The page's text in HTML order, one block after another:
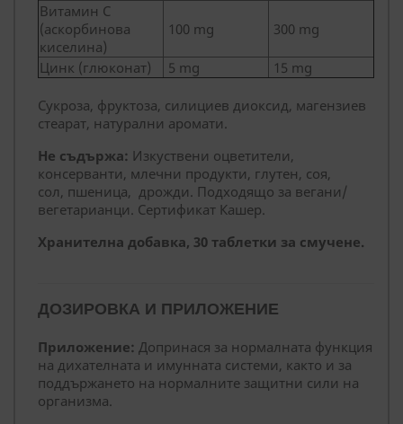
Витамин С
(аскорбинова
киселина)
100 mg 300 mg
Цинк (глюконат) 5 mg 15 mg
Сукроза, фруктоза, силициев диоксид, магензиев
стеарат, натурални аромати.
Не съдържа: Изкуствени оцветители,
консерванти, млечни продукти, глутен, соя,
сол, пшеница, дрожди. Подходящо за вегани/
вегетарианци. Сертификат Кашер.
Хранителна добавка, 30 таблетки за смучене.
ДОЗИРОВКА И ПРИЛОЖЕНИЕ
Приложение: Допринася за нормалната функция
на дихателната и имунната системи, както и за
поддържането на нормалните защитни сили на
организма.